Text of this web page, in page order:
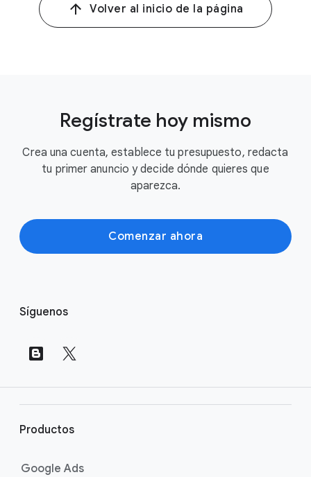
Volver al inicio de la página
Regístrate hoy mismo
Crea una cuenta, establece tu presupuesto, redacta
tu primer anuncio y decide dónde quieres que
aparezca.
Comenzar ahora
l
Síguenos
Productos
Google Ads